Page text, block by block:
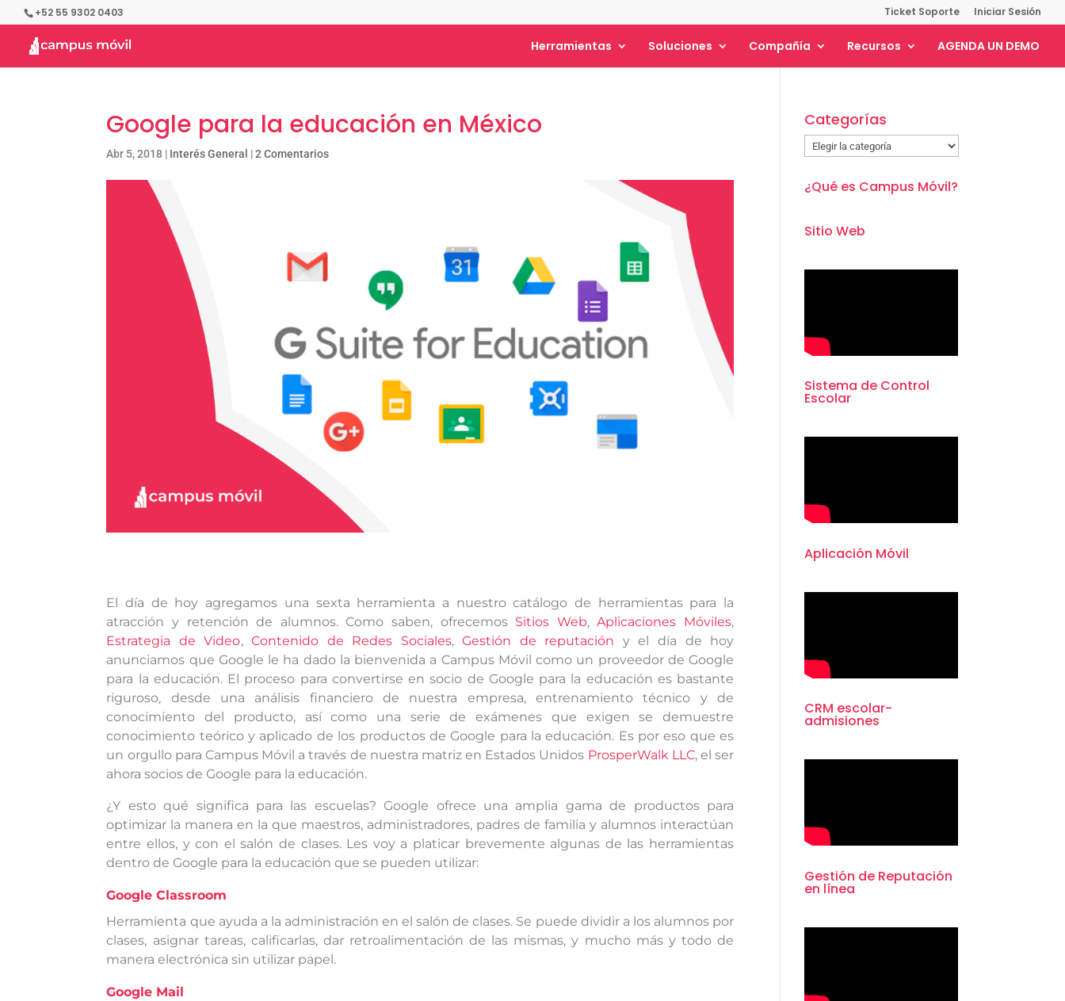
+52 55 9302 0403 Ticket Soporte Iniciar Sesión
Herramientas Soluciones Compañía Recursos AGENDA UN DEMO
Google para la educación en México
Abr 5, 2018 | Interés General |2 Comentarios
El día de hoy agregamos una sexta herramienta a nuestro catálogo de herramientas para la
atracción y retención de alumnos. Como saben, ofrecemos Sitios Web,Aplicaciones Móviles,
Estrategia de Video,Contenido de Redes Sociales,Gestión de reputación y el día de hoy
anunciamos que Google le ha dado la bienvenida a Campus Móvil como un proveedor de Google
para la educación. El proceso para convertirse en socio de Google para la educación es bastante
riguroso, desde una análisis financiero de nuestra empresa, entrenamiento técnico y de
conocimiento del producto, así como una serie de exámenes que exigen se demuestre
conocimiento teórico y aplicado de los productos de Google para la educación. Es por eso que es
un orgullo para Campus Móvil a través de nuestra matriz en Estados Unidos ProsperWalk LLC, el ser
ahora socios de Google para la educación.
¿Y esto qué significa para las escuelas? Google ofrece una amplia gama de productos para
optimizar la manera en la que maestros, administradores, padres de familia y alumnos interactúan
entre ellos, y con el salón de clases. Les voy a platicar brevemente algunas de las herramientas
dentro de Google para la educación que se pueden utilizar:
Google Classroom
Herramienta que ayuda a la administración en el salón de clases. Se puede dividir a los alumnos por
clases, asignar tareas, calificarlas, dar retroalimentación de las mismas, y mucho más y todo de
manera electrónica sin utilizar papel.
Google Mail
Categorías
Categorías
¿Qué es Campus Móvil?
Sitio Web
Sistema de Control
Escolar
Aplicación Móvil
CRM escolar-
admisiones
Gestión de Reputación
en línea